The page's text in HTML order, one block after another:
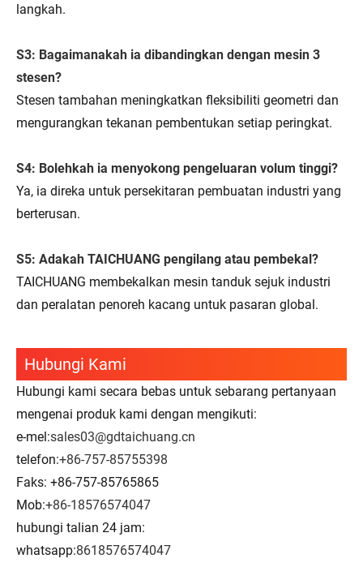
langkah.
S3: Bagaimanakah ia dibandingkan dengan mesin 3
stesen?
Stesen tambahan meningkatkan fleksibiliti geometri dan
mengurangkan tekanan pembentukan setiap peringkat.
S4: Bolehkah ia menyokong pengeluaran volum tinggi?
Ya, ia direka untuk persekitaran pembuatan industri yang
berterusan.
S5: Adakah TAICHUANG pengilang atau pembekal?
TAICHUANG membekalkan mesin tanduk sejuk industri
dan peralatan penoreh kacang untuk pasaran global.
Hubungi Kami
Hubungi kami secara bebas untuk sebarang pertanyaan
mengenai produk kami dengan mengikuti:
e-mel:sales03@gdtaichuang.cn
telefon:+86-757-85755398
Faks: +86-757-85765865
Mob:+86-18576574047
hubungi talian 24 jam:
whatsapp:8618576574047